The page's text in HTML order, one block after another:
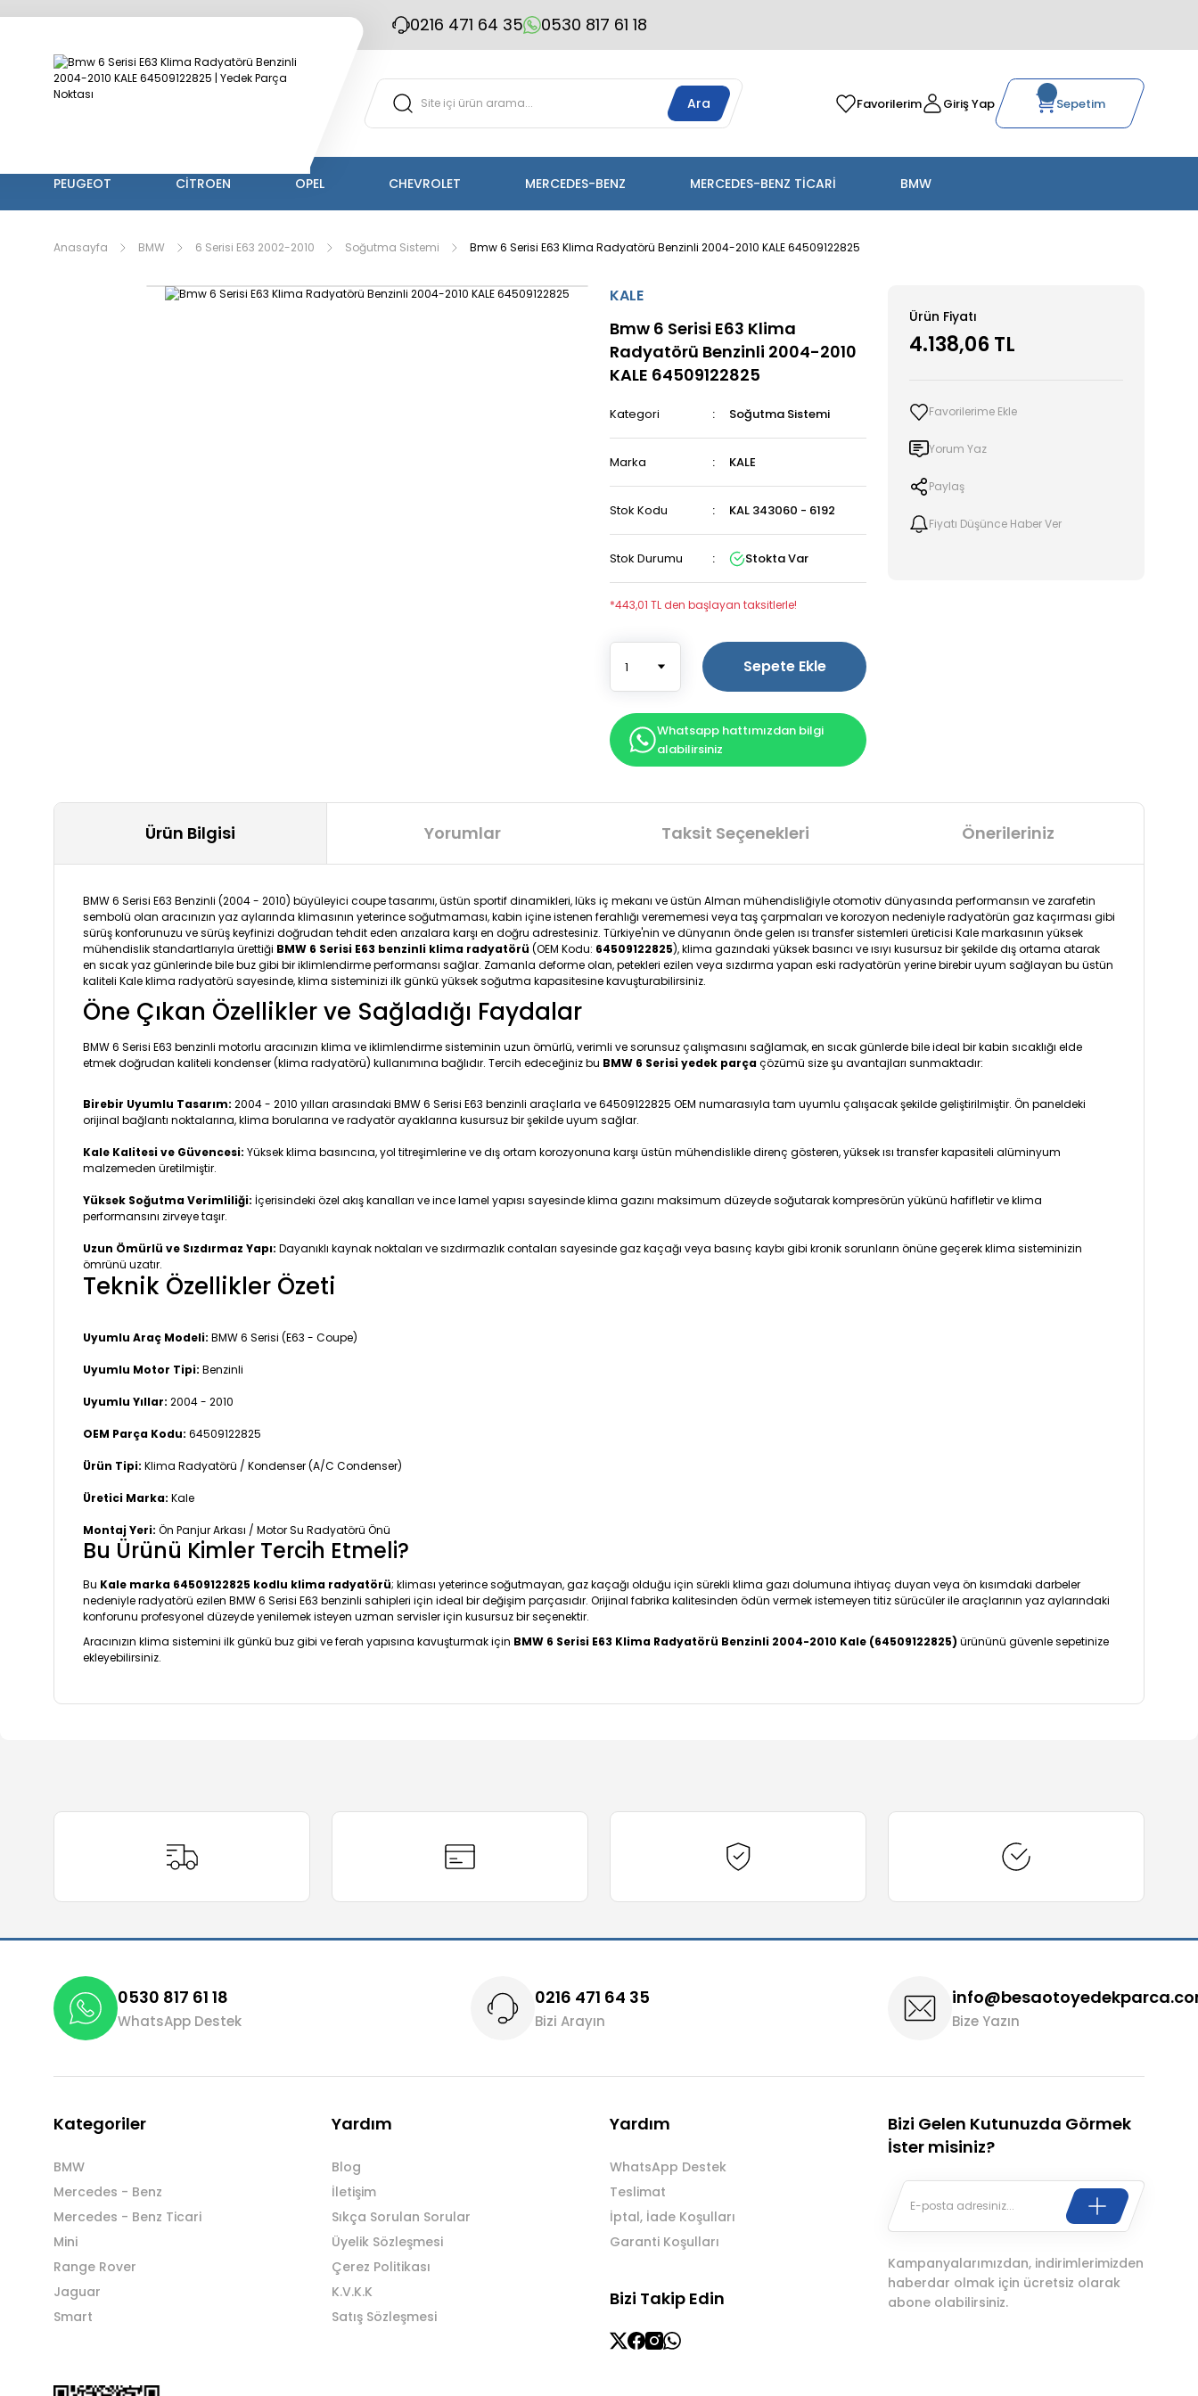
0216 471 64 35 0530 817 61 18
Ara Favorilerim Giriş Yap Sepetim
PEUGEOT CİTROEN OPEL CHEVROLET MERCEDES-BENZ MERCEDES-BENZ TİCARİ BMW
Anasayfa BMW 6 Serisi E63 2002-2010 Soğutma Sistemi Bmw 6 Serisi E63 Klima Radyatörü Benzinli 2004-2010 KALE 64509122825
KALE
Bmw 6 Serisi E63 Klima
Radyatörü Benzinli 2004-2010
KALE 64509122825
Kategori Soğutma Sistemi
Marka KALE
Stok Kodu KAL 343060 - 6192
Stok Durumu Stokta Var
*443,01 TL den başlayan taksitlerle!
Sepete Ekle
Whatsapp hattımızdan bilgi
alabilirsiniz
Ürün Fiyatı
4.138,06 TL
Yorum Yaz
Paylaş
Fiyatı Düşünce Haber Ver
Ürün Bilgisi Yorumlar Taksit Seçenekleri Önerileriniz
BMW 6 Serisi E63 Benzinli (2004 - 2010) büyüleyici coupe tasarımı, üstün sportif dinamikleri, lüks iç mekanı ve üstün Alman mühendisliğiyle otomotiv dünyasında performansın ve zarafetin
sembolü olan aracınızın yaz aylarında klimasının yeterince soğutmaması, kabin içine istenen ferahlığı verememesi veya taş çarpmaları ve korozyon nedeniyle radyatörün gaz kaçırması gibi
sürüş konforunuzu ve sürüş keyfinizi doğrudan tehdit eden arızalara karşı en doğru adrestesiniz. Türkiye'nin ve dünyanın önde gelen ısı transfer sistemleri üreticisi Kale markasının yüksek
mühendislik standartlarıyla ürettiği BMW 6 Serisi E63 benzinli klima radyatörü (OEM Kodu: 64509122825), klima gazındaki yüksek basıncı ve ısıyı kusursuz bir şekilde dış ortama atarak
en sıcak yaz günlerinde bile buz gibi bir iklimlendirme performansı sağlar. Zamanla deforme olan, petekleri ezilen veya sızdırma yapan eski radyatörün yerine birebir uyum sağlayan bu üstün
kaliteli Kale klima radyatörü sayesinde, klima sisteminizi ilk günkü yüksek soğutma kapasitesine kavuşturabilirsiniz.
Öne Çıkan Özellikler ve Sağladığı Faydalar
BMW 6 Serisi E63 benzinli motorlu aracınızın klima ve iklimlendirme sisteminin uzun ömürlü, verimli ve sorunsuz çalışmasını sağlamak, en sıcak günlerde bile ideal bir kabin sıcaklığı elde
etmek doğrudan kaliteli kondenser (klima radyatörü) kullanımına bağlıdır. Tercih edeceğiniz bu BMW 6 Serisi yedek parçaçözümü size şu avantajları sunmaktadır:
Birebir Uyumlu Tasarım: 2004 - 2010 yılları arasındaki BMW 6 Serisi E63 benzinli araçlarla ve 64509122825 OEM numarasıyla tam uyumlu çalışacak şekilde geliştirilmiştir. Ön paneldeki
orijinal bağlantı noktalarına, klima borularına ve radyatör ayaklarına kusursuz bir şekilde uyum sağlar.
Kale Kalitesi ve Güvencesi: Yüksek klima basıncına, yol titreşimlerine ve dış ortam korozyonuna karşı üstün mühendislikle direnç gösteren, yüksek ısı transfer kapasiteli alüminyum
malzemeden üretilmiştir.
Yüksek Soğutma Verimliliği: İçerisindeki özel akış kanalları ve ince lamel yapısı sayesinde klima gazını maksimum düzeyde soğutarak kompresörün yükünü hafifletir ve klima
performansını zirveye taşır.
Uzun Ömürlü ve Sızdırmaz Yapı: Dayanıklı kaynak noktaları ve sızdırmazlık contaları sayesinde gaz kaçağı veya basınç kaybı gibi kronik sorunların önüne geçerek klima sisteminizin
ömrünü uzatır.
Teknik Özellikler Özeti
Uyumlu Araç Modeli: BMW 6 Serisi (E63 - Coupe)
Uyumlu Motor Tipi: Benzinli
Uyumlu Yıllar: 2004 - 2010
OEM Parça Kodu: 64509122825
Ürün Tipi: Klima Radyatörü / Kondenser (A/C Condenser)
Üretici Marka: Kale
Montaj Yeri: Ön Panjur Arkası / Motor Su Radyatörü Önü
Bu Ürünü Kimler Tercih Etmeli?
Bu Kale marka 64509122825 kodlu klima radyatörü; kliması yeterince soğutmayan, gaz kaçağı olduğu için sürekli klima gazı dolumuna ihtiyaç duyan veya ön kısımdaki darbeler
nedeniyle radyatörü ezilen BMW 6 Serisi E63 benzinli sahipleri için ideal bir değişim parçasıdır. Orijinal fabrika kalitesinden ödün vermek istemeyen titiz sürücüler ile araçlarının yaz aylarındaki
konforunu profesyonel düzeyde yenilemek isteyen uzman servisler için kusursuz bir seçenektir.
Aracınızın klima sistemini ilk günkü buz gibi ve ferah yapısına kavuşturmak için BMW 6 Serisi E63 Klima Radyatörü Benzinli 2004-2010 Kale (64509122825) ürününü güvenle sepetinize
ekleyebilirsiniz.
Ürün bilgilerinde hatalar bulunuyor.
Bu ürüne benzer farklı alternatifler olmalı.
Gönder
0530 817 61 18
WhatsApp Destek
0216 471 64 35
Bizi Arayın Bize Yazın
Kategoriler
BMW
Mercedes - Benz
Mercedes - Benz Ticari
Mini
Range Rover
Jaguar
Smart
Yardım
Blog
İletişim
Sıkça Sorulan Sorular
Üyelik Sözleşmesi
Çerez Politikası
K.V.K.K
Satış Sözleşmesi
Yardım
WhatsApp Destek
Teslimat
İptal, İade Koşulları
Garanti Koşulları
Bizi Takip Edin
Bizi Gelen Kutunuzda Görmek
İster misiniz?
Kampanyalarımızdan, indirimlerimizden
haberdar olmak için ücretsiz olarak
abone olabilirsiniz.